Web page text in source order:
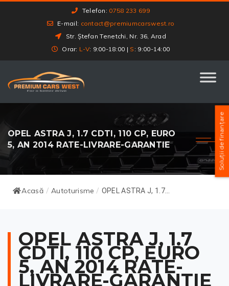
Telefon: 0758 233 699
E-mail: contact@premiumcarswest.ro
Str. Ștefan Tenetchi, Nr. 36, Arad
Orar: L-V: 9:00-18:00 | S : 9:00-14:00
OPEL ASTRA J, 1.7 CDTI, 110 CP, EURO
5, AN 2014 RATE-LIVRARE-GARANTIE
Acasă / Autoturisme / OPEL ASTRA J, 1.7...
OPEL ASTRA J, 1.7
CDTI, 110 CP, EURO
5, AN 2014 RATE-
LIVRARE-GARANTIE
Soluții de finanțare